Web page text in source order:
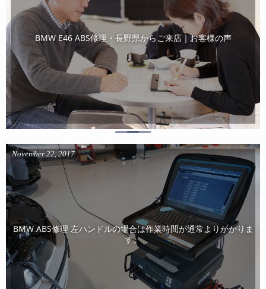
BMW E46 ABS修理・長野県からご来店｜お客様の声
BMW ABS修理 左ハンドルの場合は作業時間が通常よりかかりま
す。
November 22 2017